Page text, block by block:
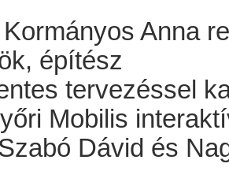
Anna
építész
tervezéssel
Mobilis
Dávid és